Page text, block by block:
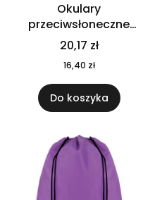
Okulary
przeciwsłoneczne
CALIFORNIA TOUCH
MO9617-10
20,17 zł
16,40 zł
Do koszyka